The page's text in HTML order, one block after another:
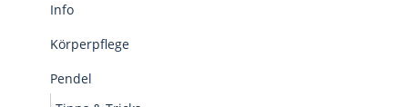
Info
Körperpflege
Pendel